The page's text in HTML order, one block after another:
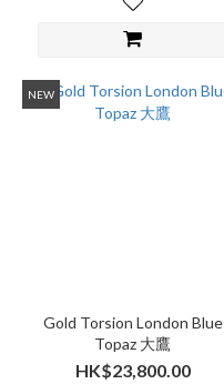
NEW
Gold Torsion London Blue
Topaz 大鷹
HK$23,800.00